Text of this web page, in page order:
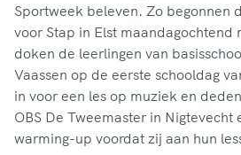
Sportweek beleven. Zo begonnen
voor Stap in Elst maandagochtend
doken de leerlingen van
Vaassen op de eerste schooldag
in voor een les op muziek en
OBS De Tweemaster in Nigtevecht
warming-up voordat zij aan hun